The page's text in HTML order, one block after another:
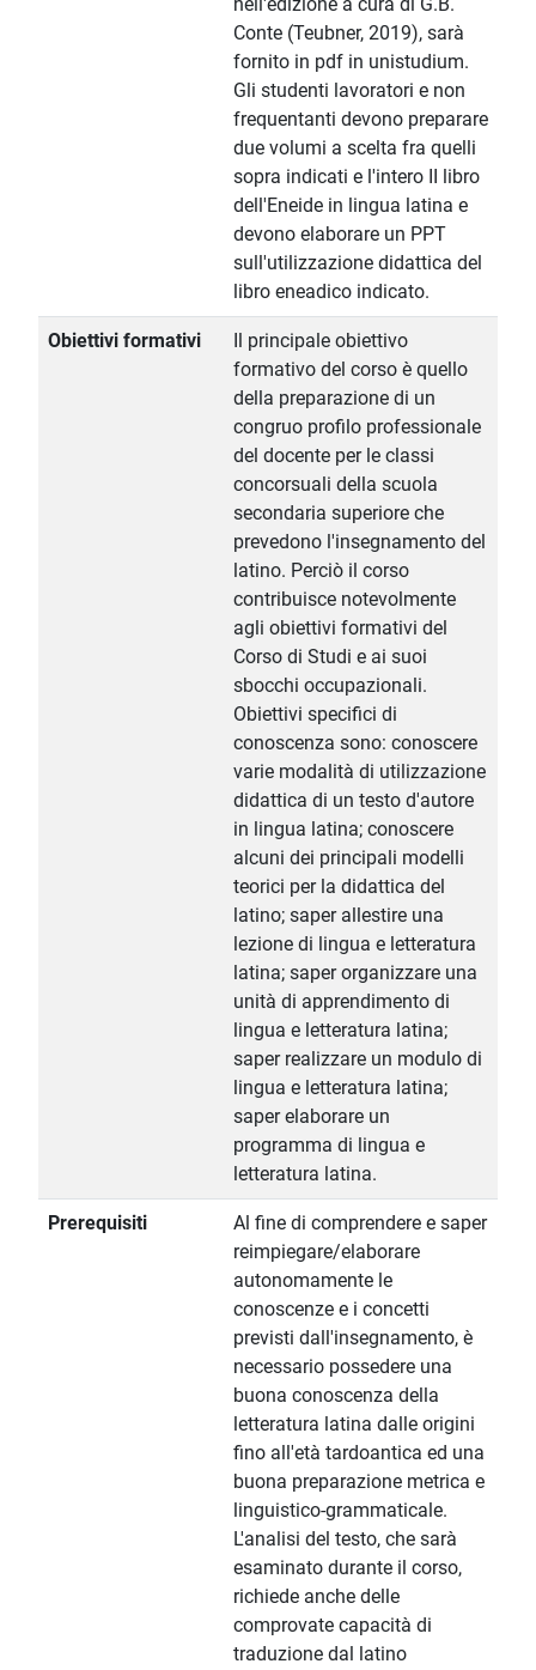
nell'edizione a cura di G.B.
Conte (Teubner, 2019), sarà
fornito in pdf in unistudium.
Gli studenti lavoratori e non
frequentanti devono preparare
due volumi a scelta fra quelli
sopra indicati e l'intero II libro
dell'Eneide in lingua latina e
devono elaborare un PPT
sull'utilizzazione didattica del
libro eneadico indicato.
Obiettivi formativi
Il principale obiettivo
formativo del corso è quello
della preparazione di un
congruo profilo professionale
del docente per le classi
concorsuali della scuola
secondaria superiore che
prevedono l'insegnamento del
latino. Perciò il corso
contribuisce notevolmente
agli obiettivi formativi del
Corso di Studi e ai suoi
sbocchi occupazionali.
Obiettivi specifici di
conoscenza sono: conoscere
varie modalità di utilizzazione
didattica di un testo d'autore
in lingua latina; conoscere
alcuni dei principali modelli
teorici per la didattica del
latino; saper allestire una
lezione di lingua e letteratura
latina; saper organizzare una
unità di apprendimento di
lingua e letteratura latina;
saper realizzare un modulo di
lingua e letteratura latina;
saper elaborare un
programma di lingua e
letteratura latina.
Prerequisiti
Al fine di comprendere e saper
reimpiegare/elaborare
autonomamente le
conoscenze e i concetti
previsti dall'insegnamento, è
necessario possedere una
buona conoscenza della
letteratura latina dalle origini
fino all'età tardoantica ed una
buona preparazione metrica e
linguistico-grammaticale.
L'analisi del testo, che sarà
esaminato durante il corso,
richiede anche delle
comprovate capacità di
traduzione dal latino